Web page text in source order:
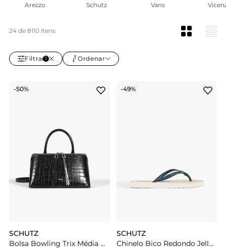
Arezzo
Schutz Vans
24 de 8110 itens
Filtrar1 Ordenar
-50%
SCHUTZ
Bolsa Bowling Trix Média Couro Preta
-49%
SCHUTZ
Chinelo Bico Redondo Jelly Azul